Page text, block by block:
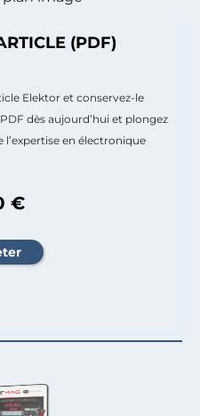
(PDF)
Elektor et conservez-le
dès aujourd’hui et plongez
l’expertise en électronique
€